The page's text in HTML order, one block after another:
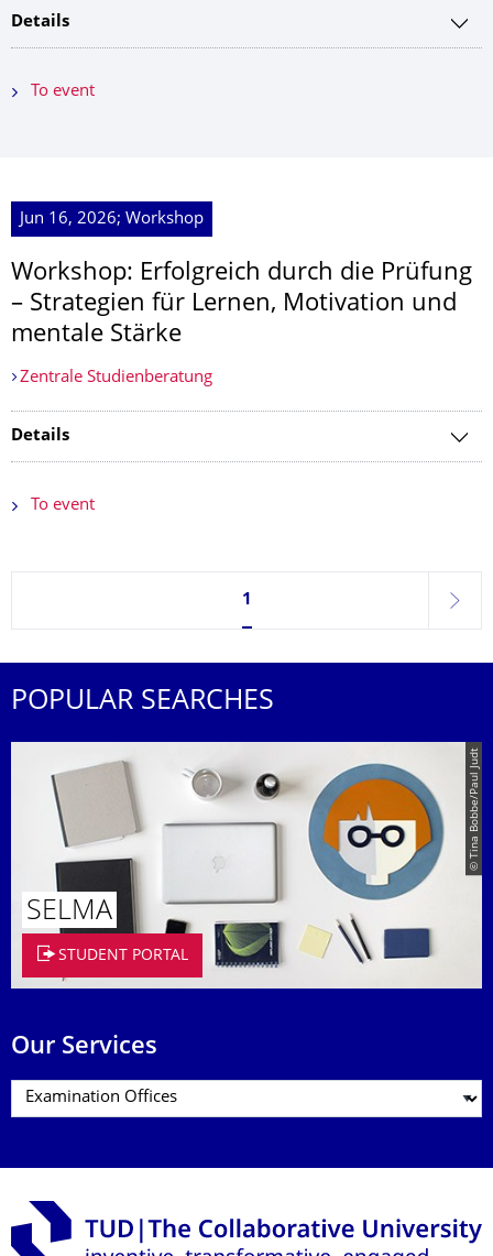
Details
To event
Jun 16, 2026; Workshop
Workshop: Erfolgreich durch die Prüfung
– Strategien für Lernen, Motivation und
mentale Stärke
Zentrale Studienberatung
Details
To event
Currently on page 1
1
next
POPULAR SEARCHES
© Tina Bobbe/Paul Judt
SELMA
STUDENT PORTAL
Our Services